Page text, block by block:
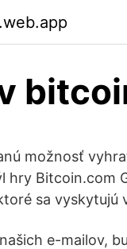
možnosť
hry Bitcoin.com
sa vyskytujú
e-mailov,